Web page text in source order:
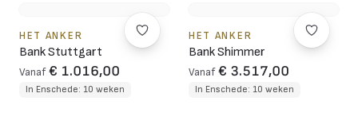
HET ANKER
Bank Stuttgart
Vanaf € 1.016,00
In Enschede: 10 weken
HET ANKER
Bank Shimmer
Vanaf € 3.517,00
In Enschede: 10 weken